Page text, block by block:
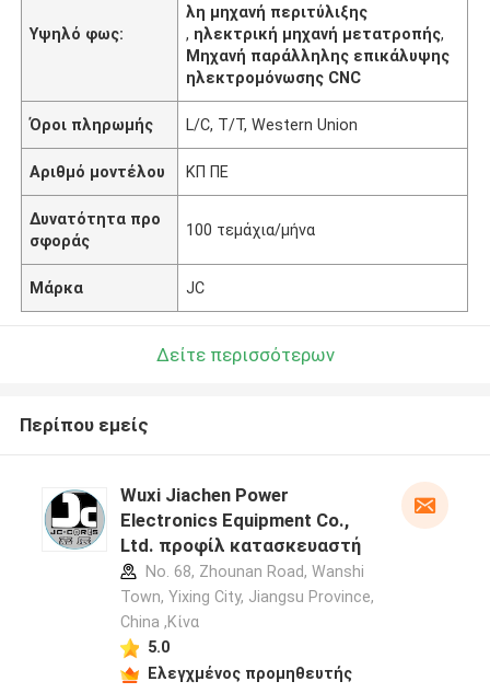
Υψηλό φως:
λη μηχανή περιτύλιξης
, ηλεκτρική μηχανή μετατροπής,
Μηχανή παράλληλης επικάλυψης
ηλεκτρομόνωσης CNC
Όροι πληρωμής L/C, T/T, Western Union
Αριθμό μοντέλου ΚΠ ΠΕ
Δυνατότητα προ
σφοράς
100 τεμάχια/μήνα
Μάρκα JC
Δείτε περισσότερων
Περίπου εμείς
Wuxi Jiachen Power
Electronics Equipment Co.,
Ltd. προφίλ κατασκευαστή
No. 68, Zhounan Road, Wanshi
Town, Yixing City, Jiangsu Province,
China ,Κίνα
5.0
Ελεγχμένος προμηθευτής